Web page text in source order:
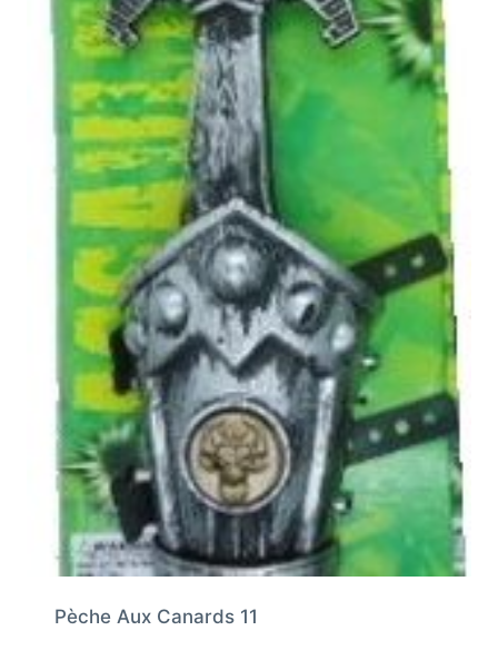
Pèche Aux Canards 11